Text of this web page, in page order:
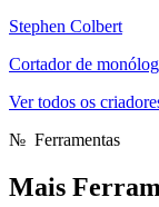
Stephen Colbert
Cortador de
Ver todos os
№ Ferramentas
Mais